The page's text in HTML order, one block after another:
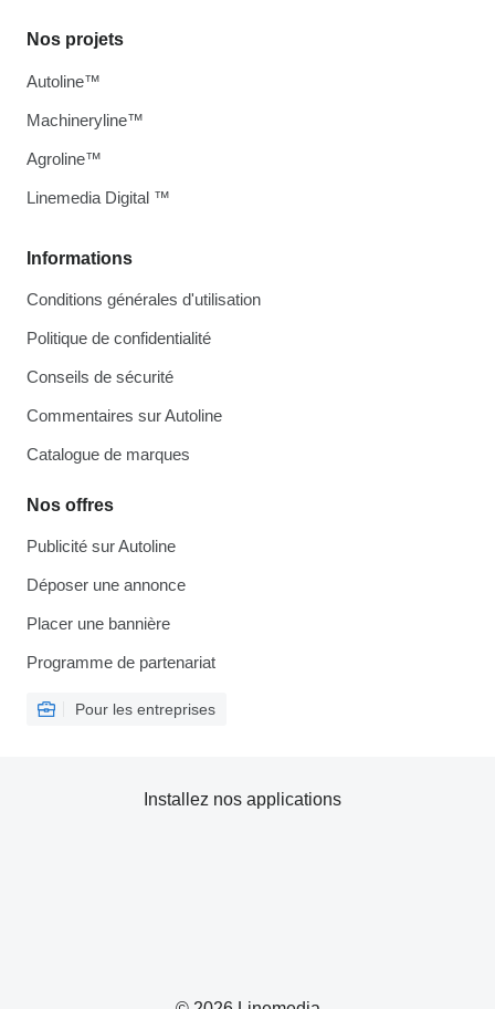
Informations
Conditions générales d'utilisation
Politique de confidentialité
Conseils de sécurité
Commentaires sur Autoline
Catalogue de marques
Nos offres
Publicité sur Autoline
Déposer une annonce
Placer une bannière
Programme de partenariat
Pour les entreprises
Nos projets
Autoline™
Machineryline™
Agroline™
Linemedia Digital ™
Installez nos applications